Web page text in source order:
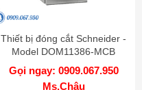
Thiết bị đóng cắt Schneider -
Model DOM11386-MCB
Gọi ngay: 0909.067.950
Ms.Châu